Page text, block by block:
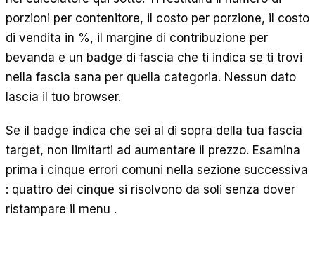
porzioni per contenitore, il costo per porzione, il costo
di vendita in %, il margine di contribuzione per
bevanda e un badge di fascia che ti indica se ti trovi
nella fascia sana per quella categoria. Nessun dato
lascia il tuo browser.
Se il badge indica che sei al di sopra della tua fascia
target, non limitarti ad aumentare il prezzo. Esamina
prima i cinque errori comuni nella sezione successiva
: quattro dei cinque si risolvono da soli senza dover
ristampare il menu .